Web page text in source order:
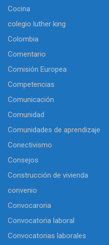
Cocina
colegio luther king
Colombia
Comentario
Comisión Europea
Competencias
Comunicación
Comunidad
Comunidades de aprendizaje
Conectivismo
Consejos
Construcción de vivienda
convenio
Convocaroria
Convocatoria laboral
Convocatorias laborales